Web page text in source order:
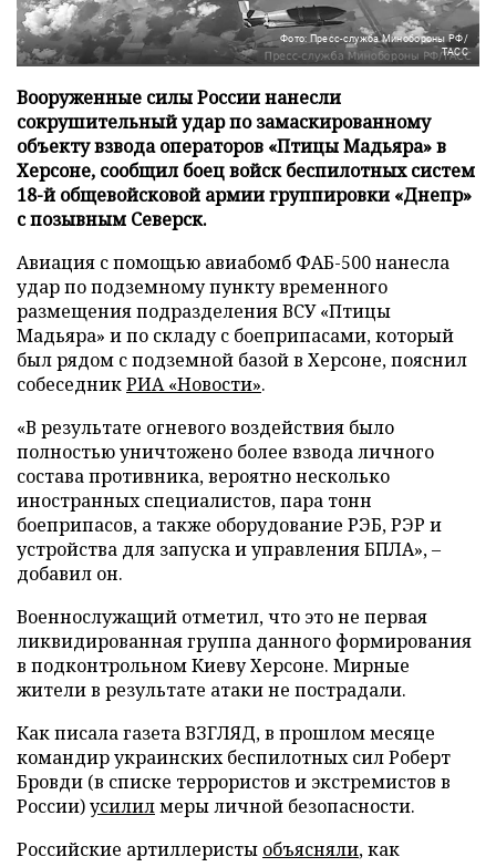
Фото: Пресс-служба Минобороны РФ/
ТАСС
Вооруженные силы России нанесли
сокрушительный удар по замаскированному
объекту взвода операторов «Птицы Мадьяра» в
Херсоне, сообщил боец войск беспилотных систем
18-й общевойсковой армии группировки «Днепр»
с позывным Северск.
Авиация с помощью авиабомб ФАБ-500 нанесла
удар по подземному пункту временного
размещения подразделения ВСУ «Птицы
Мадьяра» и по складу с боеприпасами, который
был рядом с подземной базой в Херсоне, пояснил
собеседникРИА «Новости».
«В результате огневого воздействия было
полностью уничтожено более взвода личного
состава противника, вероятно несколько
иностранных специалистов, пара тонн
боеприпасов, а также оборудование РЭБ, РЭР и
устройства для запуска и управления БПЛА», –
добавил он.
Военнослужащий отметил, что это не первая
ликвидированная группа данного формирования
в подконтрольном Киеву Херсоне. Мирные
жители в результате атаки не пострадали.
Как писала газета ВЗГЛЯД, в прошлом месяце
командир украинских беспилотных сил Роберт
Бровди (в списке террористов и экстремистов в
России)усилилмеры личной безопасности.
Российские артиллеристы объясняли, как